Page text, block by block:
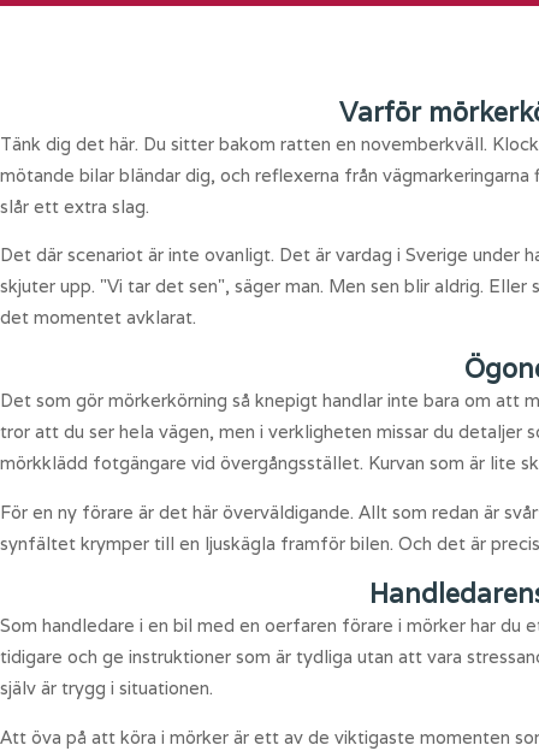
Varför
Tänk dig det här. Du sitter bakom ratten en novemberkväll.
mötande bilar bländar dig, och reflexerna från
slår ett extra slag.
Det där scenariot är inte ovanligt. Det är vardag i Sverige under
skjuter upp. "Vi tar det sen", säger man. Men sen blir aldrig.
det momentet avklarat.
Det som gör mörkerkörning så knepigt handlar inte bara om att
tror att du ser hela vägen, men i verkligheten missar du detaljer
mörkklädd fotgängare vid övergångsstället. Kurvan som är lite
För en ny förare är det här överväldigande. Allt som redan är
synfältet krymper till en ljuskägla framför bilen. Och det är
Som handledare i en bil med en oerfaren förare i mörker har du
tidigare och ge instruktioner som är tydliga utan att vara
själv är trygg i situationen.
Att öva på att köra i mörker är ett av de viktigaste momenten